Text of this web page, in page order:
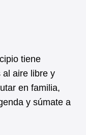
tiene
al aire libre y
en familia,
y súmate a